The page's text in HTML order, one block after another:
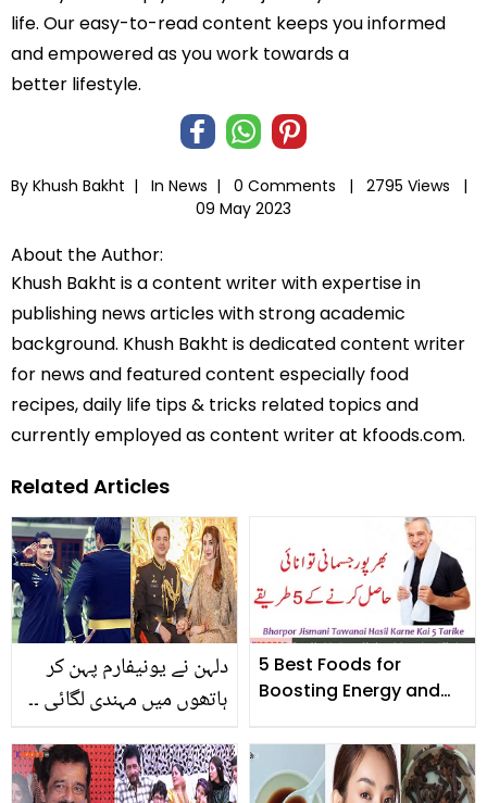
life. Our easy-to-read content keeps you informed
and empowered as you work towards a
better lifestyle.
By Khush Bakht | In News | 0 Comments |
2795 Views |
09 May 2023
About the Author:
Khush Bakht is a content writer with expertise in
publishing news articles with strong academic
background. Khush Bakht is dedicated content writer
for news and featured content especially food
recipes, daily life tips & tricks related topics and
currently employed as content writer at kfoods.com.
Related Articles
دلہن نے یونیفارم پہن کر
ہاتھوں میں مہندی لگائی ۔۔
کے جوان کیا جوڑا پہنتے
5 Best Foods for
Boosting Energy and